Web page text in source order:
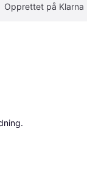
Opprettet på Klarna